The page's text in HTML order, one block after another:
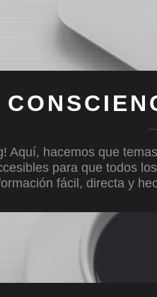
Aquí, hacemos que
para que todos
fácil, directa y